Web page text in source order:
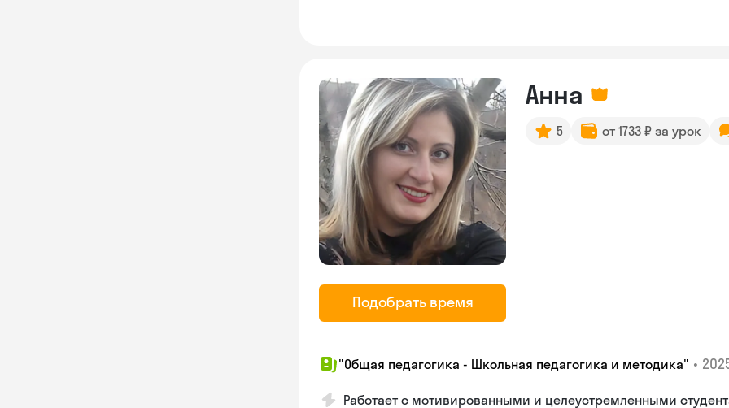
Подобрать время
Анна
5 от 1733 ₽ за урок
"Общая педагогика - Школьная педагогика и методика" •
Работает с мотивированными и целеустремленными